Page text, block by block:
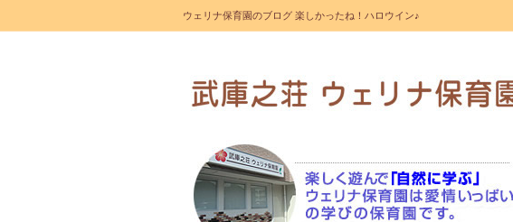
ウェリナ保育園のブログ 楽しかったね！ハロウイン♪